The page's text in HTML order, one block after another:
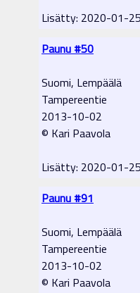
Lisätty: 2020-01-
Paunu #50
Suomi, Lempäälä
Tampereentie
2013-10-02
© Kari Paavola
Lisätty: 2020-01-
Paunu #91
Suomi, Lempäälä
Tampereentie
2013-10-02
© Kari Paavola